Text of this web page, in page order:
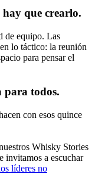
que crearlo.
de equipo. Las
lo táctico: la reunión
para pensar el
para todos.
con esos quince
Whisky Stories
invitamos a escuchar
líderes no